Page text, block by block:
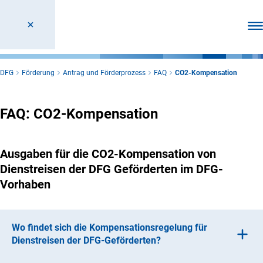
DFG Förderung Antrag und Förderprozess FAQ CO2-Kompensation
FAQ: CO2-Kompensation
Ausgaben für die CO2-Kompensation von
Dienstreisen der DFG Geförderten im DFG-
Vorhaben
Wo findet sich die Kompensationsregelung für
Dienstreisen der DFG-Geförderten?